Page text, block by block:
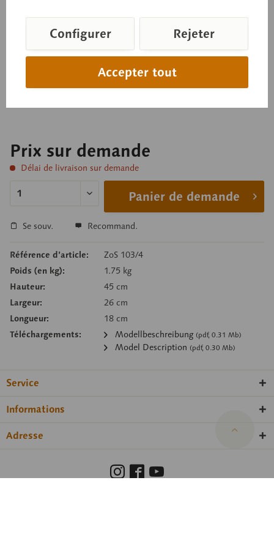
incubation de 50 heures env.
en SOMSO-PLAST®. Non démontable, sur pied de
Prix sur demande
Délai de livraison sur demande
Panier de demande
Se souv. Recommand.
Référence d’article:
ZoS 103/4
Poids (en kg):
1.75 kg
Hauteur:
45 cm
Largeur:
26 cm
Longueur:
18 cm
Téléchargements:
Modellbeschreibung (pdf, 0.31 Mb)
Model Description (pdf, 0.30 Mb)
Service
Informations
Adresse
Accepter tout
Configurer Rejeter